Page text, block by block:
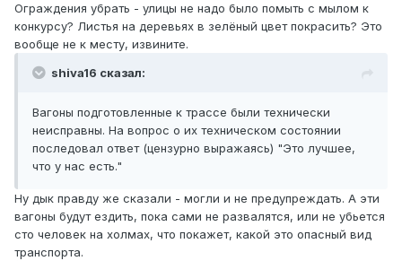
Ограждения убрать - улицы не надо было помыть с мылом к
конкурсу? Листья на деревьях в зелёный цвет покрасить? Это
вообще не к месту, извините.
shiva16 сказал:
Вагоны подготовленные к трассе были технически
неисправны. На вопрос о их техническом состоянии
последовал ответ (цензурно выражаясь) "Это лучшее,
что у нас есть."
Ну дык правду же сказали - могли и не предупреждать. А эти
вагоны будут ездить, пока сами не развалятся, или не убьется
сто человек на холмах, что покажет, какой это опасный вид
транспорта.